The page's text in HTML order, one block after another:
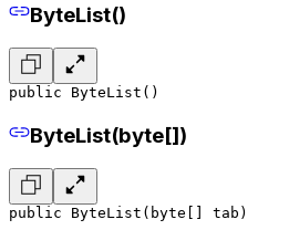
ByteList()
public ByteList()
ByteList(byte[])
public ByteList(byte[] tab)